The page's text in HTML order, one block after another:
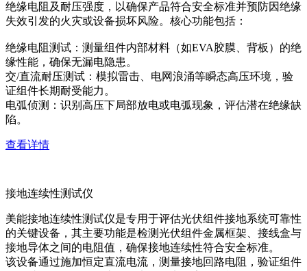
绝缘电阻及耐压强度，以确保产品符合安全标准并预防因绝缘
失效引发的火灾或设备损坏风险。核心功能包括：
绝缘电阻测试：测量组件内部材料（如EVA胶膜、背板）的绝
缘性能，确保无漏电隐患。
交/直流耐压测试：模拟雷击、电网浪涌等瞬态高压环境，验
证组件长期耐受能力。
电弧侦测：识别高压下局部放电或电弧现象，评估潜在绝缘缺
陷。
查看详情
接地连续性测试仪
美能接地连续性测试仪是专用于评估光伏组件接地系统可靠性
的关键设备，其主要功能是检测光伏组件金属框架、接线盒与
接地导体之间的电阻值，确保接地连续性符合安全标准。
该设备通过施加恒定直流电流，测量接地回路电阻，验证组件